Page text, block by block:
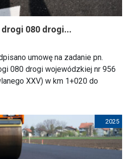
080 drogi...
umowę na zadanie pn.
080 drogi wojewódzkiej nr 956
XXV) w km 1+020 do
2025